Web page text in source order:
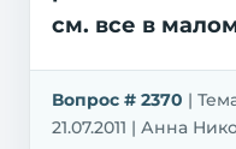
см. все в
Вопрос # 2370 |
21.07.2011 | Анна